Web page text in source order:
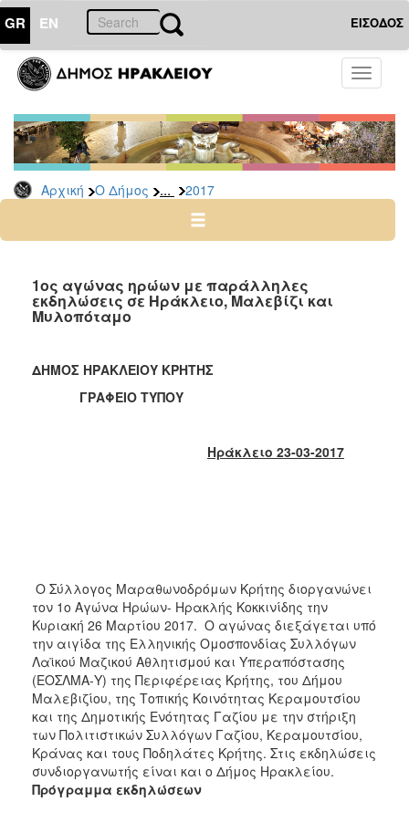
GR EN ΕΙΣΟΔΟΣ
Toggle
Αρχική Ο Δήμος ... 2017
ΔΗΜΟΣ
Δελτία
Τύπου
Αρχείο
2026
2024
2022
2010
2006
ΤΟΠΟΣ
ΠΟΛΙΤΙΣΜΟΣ
1ος αγώνας ηρώων με παράλληλες
εκδηλώσεις σε Ηράκλειο, Μαλεβίζι και
Μυλοπόταμο
ΔΗΜΟΣ ΗΡΑΚΛΕΙΟΥ ΚΡΗΤΗΣ
ΓΡΑΦΕΙΟ ΤΥΠΟΥ
Ηράκλειο 23-03-2017
Ο Σύλλογος Μαραθωνοδρόμων Κρήτης διοργανώνει
τον 1ο Αγώνα Ηρώων- Ηρακλής Κοκκινίδης την
Κυριακή 26 Μαρτίου 2017. Ο αγώνας διεξάγεται υπό
την αιγίδα της Ελληνικής Ομοσπονδίας Συλλόγων
Λαϊκού Μαζικού Αθλητισμού και Υπεραπόστασης
(ΕΟΣΛΜΑ-Υ) της Περιφέρειας Κρήτης, του Δήμου
Μαλεβιζίου, της Τοπικής Κοινότητας Κεραμουτσίου
και της Δημοτικής Ενότητας Γαζίου με την στήριξη
των Πολιτιστικών Συλλόγων Γαζίου, Κεραμουτσίου,
Κράνας και τους Ποδηλάτες Κρήτης. Στις εκδηλώσεις
συνδιοργανωτής είναι και ο Δήμος Ηρακλείου.
Πρόγραμμα εκδηλώσεων